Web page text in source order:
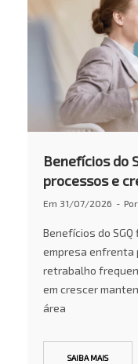
Benefícios do
processos e
Em 31/07/2026 Por
Benefícios do
empresa
retrabalho
em crescer
área
SAIBA MAIS